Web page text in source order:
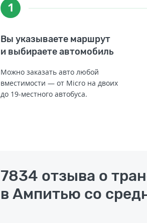
1
Вы указываете маршрут
и выбираете автомобиль
Можно заказать авто любой
вместимости — от Micro на двоих
до 19-местного автобуса.
7834 отзыва о
в Ампитью со